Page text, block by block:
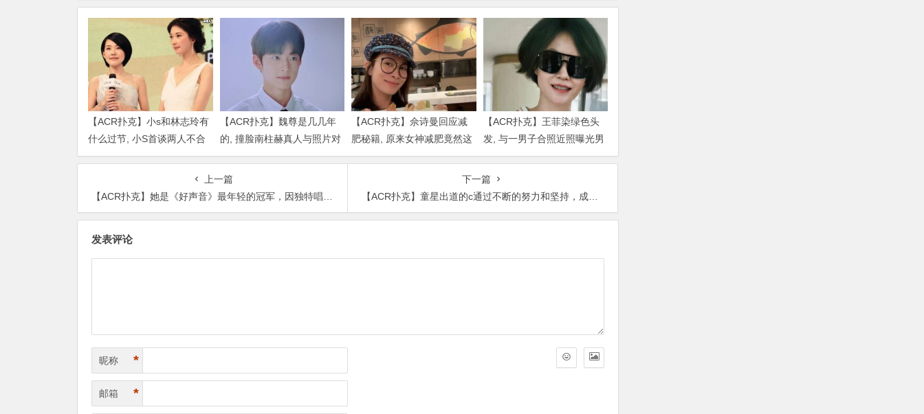
【ACR扑克】小s和林志玲有
什么过节, 小S首谈两人不合
传闻说了什么
【ACR扑克】魏尊是几几年
的, 撞脸南柱赫真人与照片对
比颜值被质疑
【ACR扑克】佘诗曼回应减
肥秘籍, 原来女神减肥竟然这
么简单
【ACR扑克】王菲染绿色头
发, 与一男子合照近照曝光男
子身份被扒出
上一篇
【ACR扑克】她是《好声音》最年轻的冠军，因独特唱法爆红一年后便消失了
下一篇
【ACR扑克】童星出道的c通过不断的努力和坚持，成为了现在实力派的演员
发表评论
昵称 *
邮箱 *